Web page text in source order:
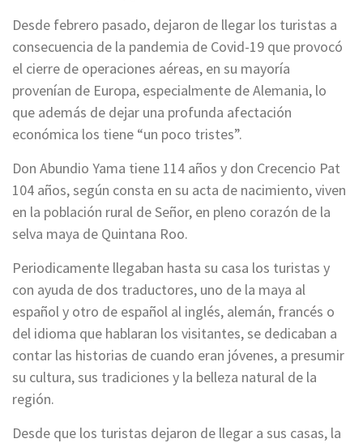
Desde febrero pasado, dejaron de llegar los turistas a
consecuencia de la pandemia de Covid-19 que provocó
el cierre de operaciones aéreas, en su mayoría
provenían de Europa, especialmente de Alemania, lo
que además de dejar una profunda afectación
económica los tiene “un poco tristes”.
Don Abundio Yama tiene 114 años y don Crecencio Pat
104 años, según consta en su acta de nacimiento, viven
en la población rural de Señor, en pleno corazón de la
selva maya de Quintana Roo.
Periodicamente llegaban hasta su casa los turistas y
con ayuda de dos traductores, uno de la maya al
español y otro de español al inglés, alemán, francés o
del idioma que hablaran los visitantes, se dedicaban a
contar las historias de cuando eran jóvenes, a presumir
su cultura, sus tradiciones y la belleza natural de la
región.
Desde que los turistas dejaron de llegar a sus casas, la